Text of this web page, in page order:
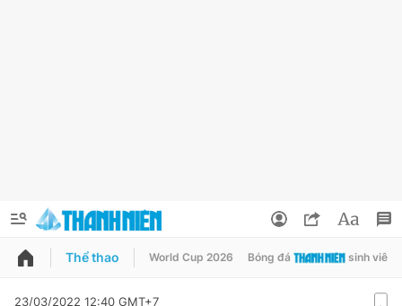
QUẢNG CÁO ĐẶT BÁO
Thể thao World Cup 2026 Bóng đá sinh viên
23/03/2022 12:40 GMT+7